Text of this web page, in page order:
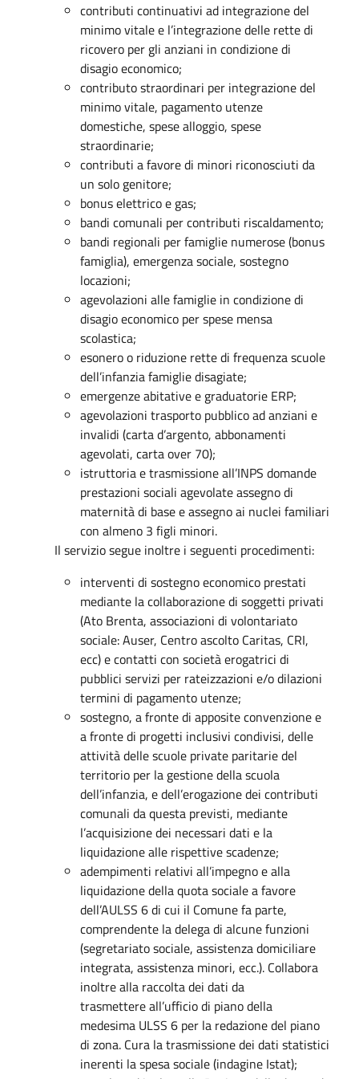
contributi continuativi ad integrazione del
minimo vitale e l’integrazione delle rette di
ricovero per gli anziani in condizione di
disagio economico;
contributo straordinari per integrazione del
minimo vitale, pagamento utenze
domestiche, spese alloggio, spese
straordinarie;
contributi a favore di minori riconosciuti da
un solo genitore;
bonus elettrico e gas;
bandi comunali per contributi riscaldamento;
bandi regionali per famiglie numerose (bonus
famiglia), emergenza sociale, sostegno
locazioni;
agevolazioni alle famiglie in condizione di
disagio economico per spese mensa
scolastica;
esonero o riduzione rette di frequenza scuole
dell’infanzia famiglie disagiate;
emergenze abitative e graduatorie ERP;
agevolazioni trasporto pubblico ad anziani e
invalidi (carta d’argento, abbonamenti
agevolati, carta over 70);
istruttoria e trasmissione all’INPS domande
prestazioni sociali agevolate assegno di
maternità di base e assegno ai nuclei familiari
con almeno 3 figli minori.
Il servizio segue inoltre i seguenti procedimenti:
interventi di sostegno economico prestati
mediante la collaborazione di soggetti privati
(Ato Brenta, associazioni di volontariato
sociale: Auser, Centro ascolto Caritas, CRI,
ecc) e contatti con società erogatrici di
pubblici servizi per rateizzazioni e/o dilazioni
termini di pagamento utenze;
sostegno, a fronte di apposite convenzione e
a fronte di progetti inclusivi condivisi, delle
attività delle scuole private paritarie del
territorio per la gestione della scuola
dell’infanzia, e dell’erogazione dei contributi
comunali da questa previsti, mediante
l’acquisizione dei necessari dati e la
liquidazione alle rispettive scadenze;
adempimenti relativi all’impegno e alla
liquidazione della quota sociale a favore
dell’AULSS 6 di cui il Comune fa parte,
comprendente la delega di alcune funzioni
(segretariato sociale, assistenza domiciliare
integrata, assistenza minori, ecc.). Collabora
inoltre alla raccolta dei dati da
trasmettere all’ufficio di piano della
medesima ULSS 6 per la redazione del piano
di zona. Cura la trasmissione dei dati statistici
inerenti la spesa sociale (indagine Istat);